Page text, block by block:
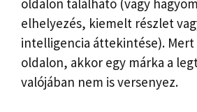
oldalon található (vagy
elhelyezés, kiemelt részlet
intelligencia áttekintése). Mert
oldalon, akkor egy márka a
valójában nem is versenyez.